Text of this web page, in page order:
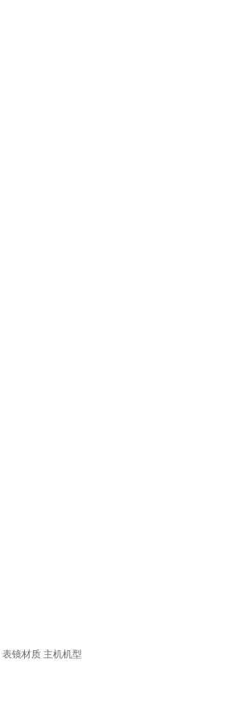
表镜材质 主机机型